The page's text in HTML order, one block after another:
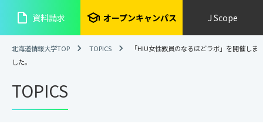
insert_drive_file 資料請求 school オープンキャンパス J Scope
北海道情報大学TOP TOPICS
「HIU女性教員のなるほどラボ」を開催しま
した。
TOPICS